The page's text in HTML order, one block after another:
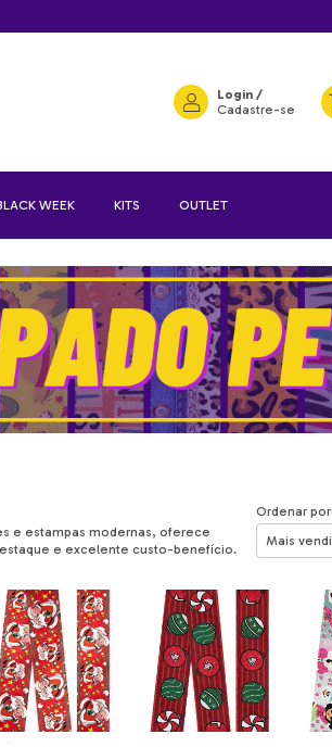
Login /
Cadastre-se
WEEK KITS OUTLET
e estampas modernas, oferece
e excelente custo-benefício.
Ordenar por